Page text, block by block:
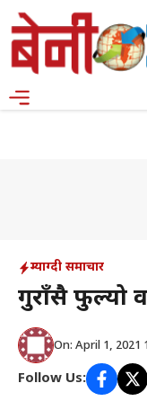
Skip
to
content
म्याग्दी समाचार
गुराँसै फुल्यो
On: April 1, 2021
Follow Us: